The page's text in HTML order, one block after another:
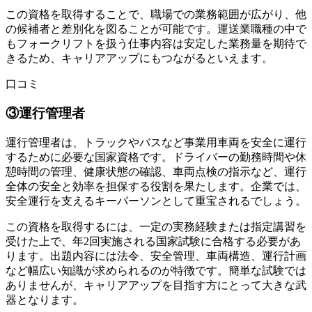
この資格を取得することで、職場での業務範囲が広がり、他
の候補者と差別化を図ることが可能です。運送業職種の中で
もフォークリフトを扱う仕事内容は安定した業務量を期待で
きるため、キャリアアップにもつながるといえます。
口コミ
③運行管理者
運行管理者は、トラックやバスなど事業用車両を安全に運行
するために必要な国家資格です。ドライバーの勤務時間や休
憩時間の管理、健康状態の確認、車両点検の指示など、運行
全体の安全と効率を担保する役割を果たします。企業では、
安全運行を支えるキーパーソンとして重宝されるでしょう。
この資格を取得するには、一定の実務経験または指定講習を
受けた上で、年2回実施される国家試験に合格する必要があ
ります。出題内容には法令、安全管理、車両構造、運行計画
など幅広い知識が求められるのが特徴です。簡単な試験では
ありませんが、キャリアアップを目指す方にとって大きな武
器となります。